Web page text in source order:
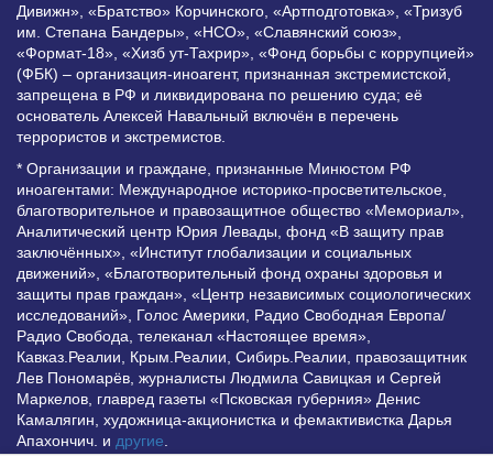
Дивижн», «Братство» Корчинского, «Артподготовка», «Тризуб
им. Степана Бандеры», «НСО», «Славянский союз»,
«Формат-18», «Хизб ут-Тахрир», «Фонд борьбы с коррупцией»
(ФБК) – организация-иноагент, признанная экстремистской,
запрещена в РФ и ликвидирована по решению суда; её
основатель Алексей Навальный включён в перечень
террористов и экстремистов.
* Организации и граждане, признанные Минюстом РФ
иноагентами: Международное историко-просветительское,
благотворительное и правозащитное общество «Мемориал»,
Аналитический центр Юрия Левады, фонд «В защиту прав
заключённых», «Институт глобализации и социальных
движений», «Благотворительный фонд охраны здоровья и
защиты прав граждан», «Центр независимых социологических
исследований», Голос Америки, Радио Свободная Европа/
Радио Свобода, телеканал «Настоящее время»,
Кавказ.Реалии, Крым.Реалии, Сибирь.Реалии, правозащитник
Лев Пономарёв, журналисты Людмила Савицкая и Сергей
Маркелов, главред газеты «Псковская губерния» Денис
Камалягин, художница-акционистка и фемактивистка Дарья
Апахончич. и другие